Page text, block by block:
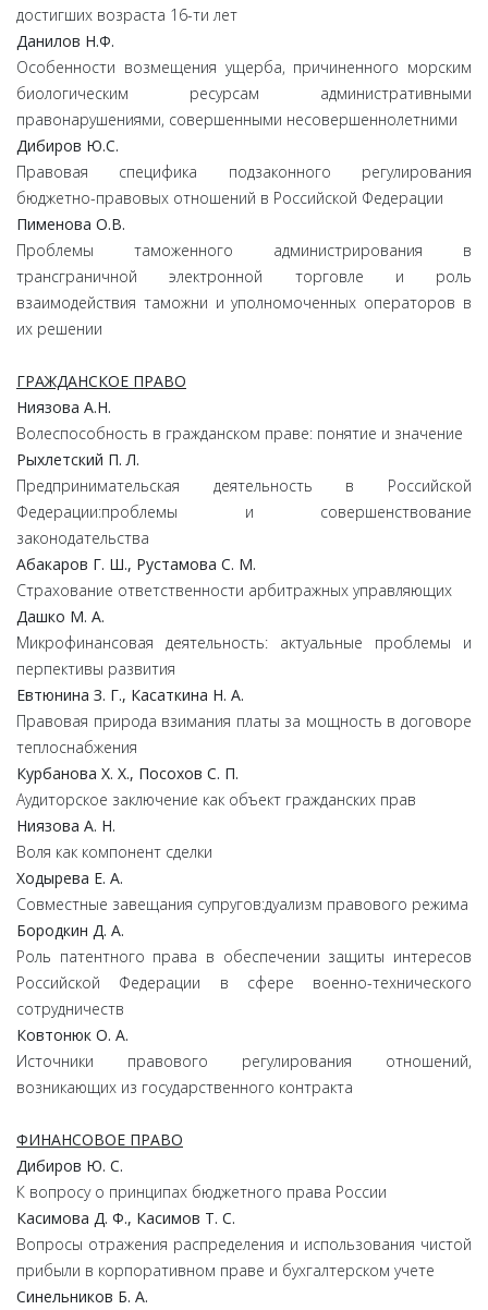
достигших возраста 16-ти лет
Данилов Н.Ф.
Особенности возмещения ущерба, причиненного морским
биологическим ресурсам административными
правонарушениями, совершенными несовершеннолетними
Дибиров Ю.С.
Правовая специфика подзаконного регулирования
бюджетно-правовых отношений в Российской Федерации
Пименова О.В.
Проблемы таможенного администрирования в
трансграничной электронной торговле и роль
взаимодействия таможни и уполномоченных операторов в
их решении
ГРАЖДАНСКОЕ ПРАВО
Ниязова А.Н.
Волеспособность в гражданском праве: понятие и значение
Рыхлетский П. Л.
Предпринимательская деятельность в Российской
Федерации:проблемы и совершенствование
законодательства
Абакаров Г. Ш., Рустамова С. М.
Страхование ответственности арбитражных управляющих
Дашко М. А.
Микрофинансовая деятельность: актуальные проблемы и
перпективы развития
Евтюнина З. Г., Касаткина Н. А.
Правовая природа взимания платы за мощность в договоре
теплоснабжения
Курбанова Х. Х., Посохов С. П.
Аудиторское заключение как объект гражданских прав
Ниязова А. Н.
Воля как компонент сделки
Ходырева Е. А.
Совместные завещания супругов:дуализм правового режима
Бородкин Д. А.
Роль патентного права в обеспечении защиты интересов
Российской Федерации в сфере военно-технического
сотрудничеств
Ковтонюк О. А.
Источники правового регулирования отношений,
возникающих из государственного контракта
ФИНАНСОВОЕ ПРАВО
Дибиров Ю. С.
К вопросу о принципах бюджетного права России
Касимова Д. Ф., Касимов Т. С.
Вопросы отражения распределения и использования чистой
прибыли в корпоративном праве и бухгалтерском учете
Синельников Б. А.